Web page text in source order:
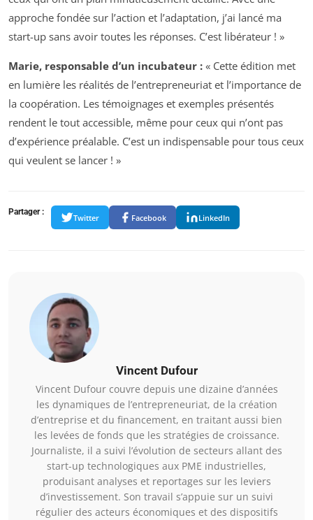
approche fondée sur l’action et l’adaptation, j’ai lancé ma
start-up sans avoir toutes les réponses. C’est libérateur ! »
Marie, responsable d’un incubateur : « Cette édition met
en lumière les réalités de l’entrepreneuriat et l’importance de
la coopération. Les témoignages et exemples présentés
rendent le tout accessible, même pour ceux qui n’ont pas
d’expérience préalable. C’est un indispensable pour tous ceux
qui veulent se lancer ! »
Partager :
Twitter Facebook LinkedIn
Vincent Dufour
Vincent Dufour couvre depuis une dizaine d’années
les dynamiques de l’entrepreneuriat, de la création
d’entreprise et du financement, en traitant aussi bien
les levées de fonds que les stratégies de croissance.
Journaliste, il a suivi l’évolution de secteurs allant des
start-up technologiques aux PME industrielles,
produisant analyses et reportages sur les leviers
d’investissement. Son travail s’appuie sur un suivi
régulier des acteurs économiques et des dispositifs